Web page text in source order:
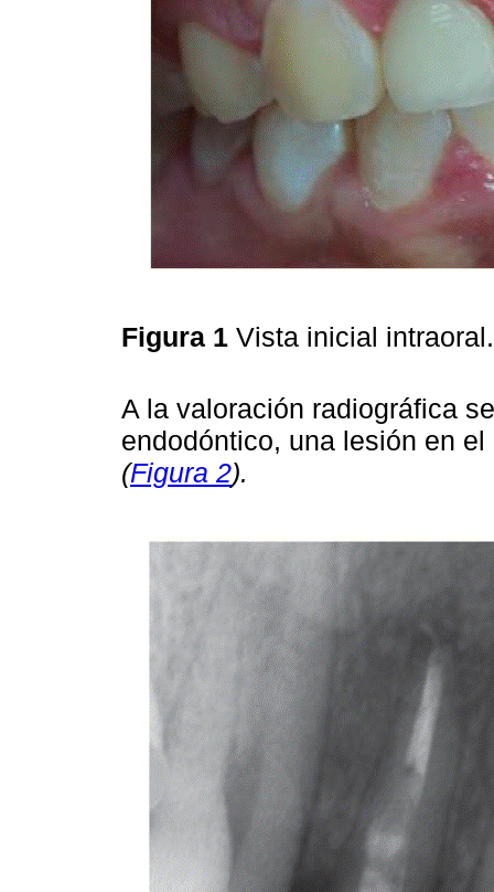
Figura 1 Vista inicial
A la valoración radiográfica
endodóntico, una lesión en
(Figura 2).